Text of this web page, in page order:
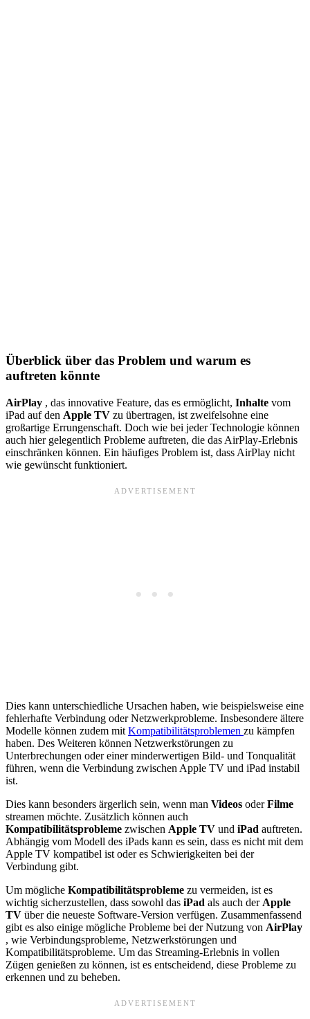
Überblick über das Problem und warum es
auftreten könnte
AirPlay , das innovative Feature, das es ermöglicht, Inhalte vom
iPad auf den Apple TV zu übertragen, ist zweifelsohne eine
großartige Errungenschaft. Doch wie bei jeder Technologie können
auch hier gelegentlich Probleme auftreten, die das AirPlay-Erlebnis
einschränken können. Ein häufiges Problem ist, dass AirPlay nicht
wie gewünscht funktioniert.
Dies kann unterschiedliche Ursachen haben, wie beispielsweise eine
fehlerhafte Verbindung oder Netzwerkprobleme. Insbesondere ältere
Modelle können zudem mit Kompatibilitätsproblemen zu kämpfen
haben. Des Weiteren können Netzwerkstörungen zu
Unterbrechungen oder einer minderwertigen Bild- und Tonqualität
führen, wenn die Verbindung zwischen Apple TV und iPad instabil
ist.
Dies kann besonders ärgerlich sein, wenn man Videos oderFilme
streamen möchte. Zusätzlich können auch
Kompatibilitätsprobleme zwischen Apple TV und iPad auftreten.
Abhängig vom Modell des iPads kann es sein, dass es nicht mit dem
Apple TV kompatibel ist oder es Schwierigkeiten bei der
Verbindung gibt.
Um mögliche Kompatibilitätsprobleme zu vermeiden, ist es
wichtig sicherzustellen, dass sowohl das iPad als auch der Apple
TV über die neueste Software-Version verfügen. Zusammenfassend
gibt es also einige mögliche Probleme bei der Nutzung von AirPlay
, wie Verbindungsprobleme, Netzwerkstörungen und
Kompatibilitätsprobleme. Um das Streaming-Erlebnis in vollen
Zügen genießen zu können, ist es entscheidend, diese Probleme zu
erkennen und zu beheben.